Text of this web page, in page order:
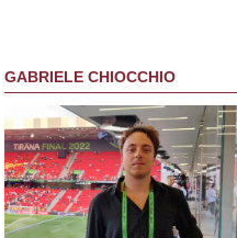
GABRIELE CHIOCCHIO